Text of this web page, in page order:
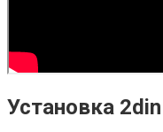
Установка